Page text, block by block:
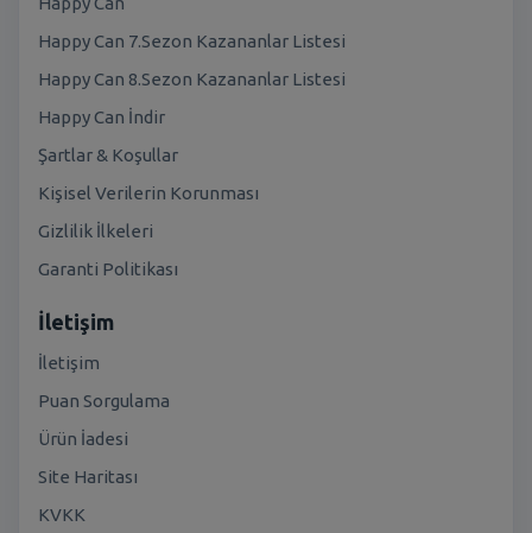
Happy Can 7.Sezon Kazananlar Listesi
Happy Can 8.Sezon Kazananlar Listesi
Happy Can İndir
Şartlar & Koşullar
Kişisel Verilerin Korunması
Gizlilik İlkeleri
Garanti Politikası
İletişim
İletişim
Puan Sorgulama
Ürün İadesi
Site Haritası
KVKK